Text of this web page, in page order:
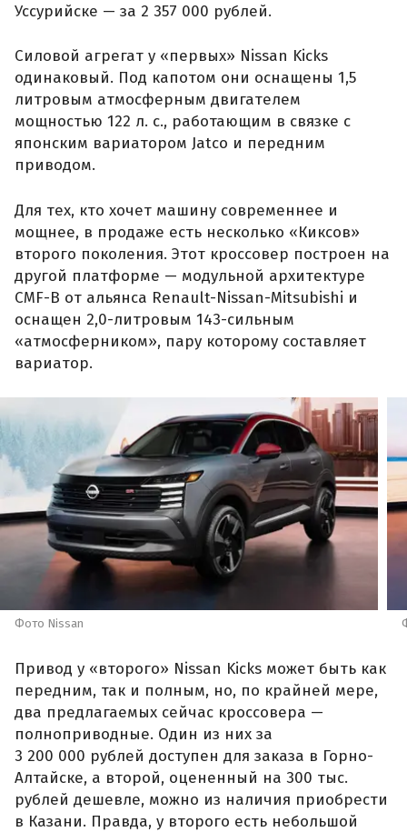
Уссурийске — за 2 357 000 рублей.
Силовой агрегат у «первых» Nissan Kicks
одинаковый. Под капотом они оснащены 1,5
литровым атмосферным двигателем
мощностью 122 л. с., работающим в связке с
японским вариатором Jatco и передним
приводом.
Для тех, кто хочет машину современнее и
мощнее, в продаже есть несколько «Киксов»
второго поколения. Этот кроссовер построен на
другой платформе — модульной архитектуре
CMF-B от альянса Renault-Nissan-Mitsubishi и
оснащен 2,0-литровым 143-сильным
«атмосферником», пару которому составляет
вариатор.
Фото Nissan
Привод у «второго» Nissan Kicks может быть как
передним, так и полным, но, по крайней мере,
два предлагаемых сейчас кроссовера —
полноприводные. Один из них за
3 200 000 рублей доступен для заказа в Горно-
Алтайске, а второй, оцененный на 300 тыс.
рублей дешевле, можно из наличия приобрести
в Казани. Правда, у второго есть небольшой